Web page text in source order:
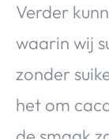
Verder
waarin wij
zonder
het om